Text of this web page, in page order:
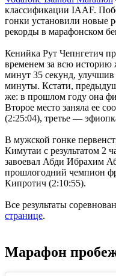
классификации IAAF.
гонки установили новые
рекорды в марафонском
Кенийка Рут Чепнгетич
временем за всю историю
минут 35 секунд, улучшив
минуты. Кстати,
же: в прошлом году она
Второе место заняла ее
(2:25:04), третье —
В мужской гонке
Кимутаи с результатом 2
завоевал Абди Ибрахим
прошлогодний чемпион
Кипротич (2:10:55).
Все результаты
странице.
Марафон